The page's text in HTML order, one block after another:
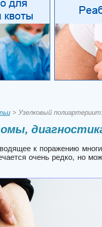
> Узелковый
к поражению
очень редко, но